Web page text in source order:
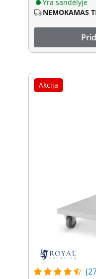
Yra sandėlyje
NEMOKAMAS
Akcija